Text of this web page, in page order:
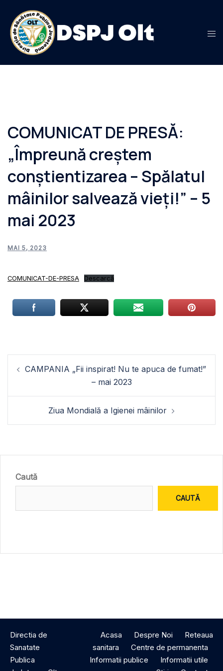
conținut
COMUNICAT DE PRESĂ:
„Împreună creștem
conștientizarea – Spălatul
mâinilor salvează vieți!” – 5
mai 2023
MAI 5, 2023
COMUNICAT-DE-PRESA Descarcă
în
CAMPANIA „Fii inspirat! Nu te apuca de fumat!”
– mai 2023
Ziua Mondială a Igienei mâinilor
Caută
CAUTĂ
Directia de
Sanatate
Publica
Acasa Despre Noi
Reteaua
sanitara
Centre de permanenta
Informatii publice
Informatii utile